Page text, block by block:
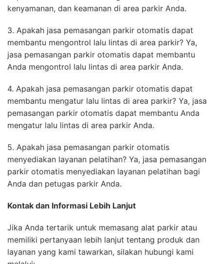
kenyamanan, dan keamanan di area parkir Anda.
3. Apakah jasa pemasangan parkir otomatis dapat
membantu mengontrol lalu lintas di area parkir? Ya,
jasa pemasangan parkir otomatis dapat membantu
Anda mengontrol lalu lintas di area parkir Anda.
4. Apakah jasa pemasangan parkir otomatis dapat
membantu mengatur lalu lintas di area parkir? Ya, jasa
pemasangan parkir otomatis dapat membantu Anda
mengatur lalu lintas di area parkir Anda.
5. Apakah jasa pemasangan parkir otomatis
menyediakan layanan pelatihan? Ya, jasa pemasangan
parkir otomatis menyediakan layanan pelatihan bagi
Anda dan petugas parkir Anda.
Kontak dan Informasi Lebih Lanjut
Jika Anda tertarik untuk memasang alat parkir atau
memiliki pertanyaan lebih lanjut tentang produk dan
layanan yang kami tawarkan, silakan hubungi kami